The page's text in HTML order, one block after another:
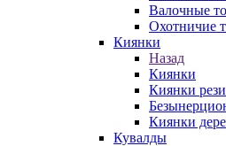
Валочные
Охотничие
Киянки
Назад
Киянки
Киянки
Киянки
Кувалды